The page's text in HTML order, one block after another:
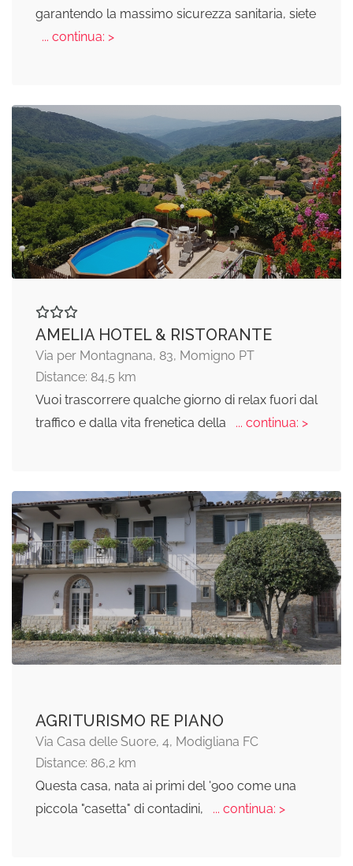
garantendo la massimo sicurezza sanitaria, siete
... continua: >
AMELIA HOTEL & RISTORANTE
Via per Montagnana, 83, Momigno PT
Distance: 84,5 km
Vuoi trascorrere qualche giorno di relax fuori dal
traffico e dalla vita frenetica della
... continua: >
AGRITURISMO RE PIANO
Via Casa delle Suore, 4, Modigliana FC
Distance: 86,2 km
Questa casa, nata ai primi del '900 come una
piccola "casetta" di contadini,
... continua: >